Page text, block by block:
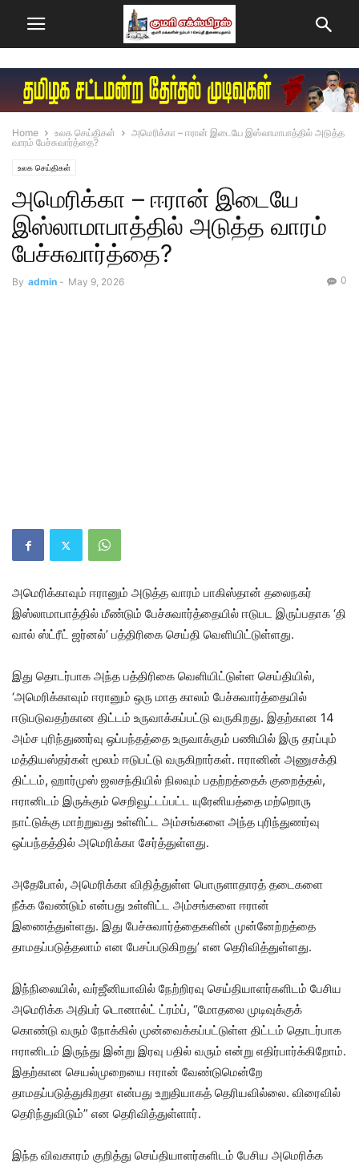
Home உலக செய்திகள்
அமெரிக்கா – ஈரான் இடையே இஸ்லாமாபாத்தில் அடுத்த
வாரம் பேச்சுவார்த்தை?
உலக செய்திகள்
அமெரிக்கா – ஈரான் இடையே
இஸ்லாமாபாத்தில் அடுத்த வாரம்
பேச்சுவார்த்தை?
By admin - May 9, 2026 0
அமெரிக்காவும் ஈரானும் அடுத்த வாரம் பாகிஸ்தான் தலைநகர்
இஸ்லாமாபாத்தில் மீண்டும் பேச்சுவார்த்தையில் ஈடுபட இருப்பதாக ‘தி
வால் ஸ்ட்ரீட் ஜர்னல்’ பத்திரிகை செய்தி வெளியிட்டுள்ளது.
இது தொடர்பாக அந்த பத்திரிகை வெளியிட்டுள்ள செய்தியில்,
‘அமெரிக்காவும் ஈரானும் ஒரு மாத காலம் பேச்சுவார்த்தையில்
ஈடுபடுவதற்கான திட்டம் உருவாக்கப்பட்டு வருகிறது. இதற்கான 14
அம்ச புரிந்துணர்வு ஒப்பந்தத்தை உருவாக்கும் பணியில் இரு தரப்பும்
மத்தியஸ்தர்கள் மூலம் ஈடுபட்டு வருகிறார்கள். ஈரானின் அணுசக்தி
திட்டம், ஹார்முஸ் ஜலசந்தியில் நிலவும் பதற்றத்தைக் குறைத்தல்,
ஈரானிடம் இருக்கும் செறிவூட்டப்பட்ட யுரேனியத்தை மற்றொரு
நாட்டுக்கு மாற்றுவது உள்ளிட்ட அம்சங்களை அந்த புரிந்துணர்வு
ஒப்பந்தத்தில் அமெரிக்கா சேர்த்துள்ளது.
அதேபோல், அமெரிக்கா விதித்துள்ள பொருளாதாரத் தடைகளை
நீக்க வேண்டும் என்பது உள்ளிட்ட அம்சங்களை ஈரான்
இணைத்துள்ளது. இது பேச்சுவார்த்தைகளின் முன்னேற்றத்தை
தாமதப்படுத்தலாம் என பேசப்படுகிறது’ என தெரிவித்துள்ளது.
இந்நிலையில், வர்ஜீனியாவில் நேற்றிரவு செய்தியாளர்களிடம் பேசிய
அமெரிக்க அதிபர் டொனால்ட் ட்ரம்ப், “மோதலை முடிவுக்குக்
கொண்டு வரும் நோக்கில் முன்வைக்கப்பட்டுள்ள திட்டம் தொடர்பாக
ஈரானிடம் இருந்து இன்று இரவு பதில் வரும் என்று எதிர்பார்க்கிறோம்.
இதற்கான செயல்முறையை ஈரான் வேண்டுமென்றே
தாமதப்படுத்துகிறதா என்பது உறுதியாகத் தெரியவில்லை. விரைவில்
தெரிந்துவிடும்” என தெரிவித்துள்ளார்.
இந்த விவகாரம் குறித்து செய்தியாளர்களிடம் பேசிய அமெரிக்க